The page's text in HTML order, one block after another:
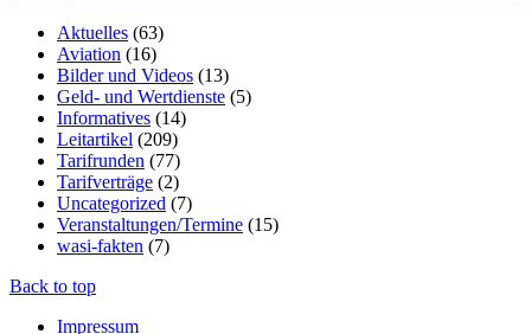
Aktuelles (63)
Aviation (16)
Bilder und Videos (13)
Geld- und Wertdienste (5)
Informatives (14)
Leitartikel (209)
Tarifrunden (77)
Tarifverträge (2)
Uncategorized (7)
Veranstaltungen/Termine (15)
wasi-fakten (7)
Back to top
Impressum